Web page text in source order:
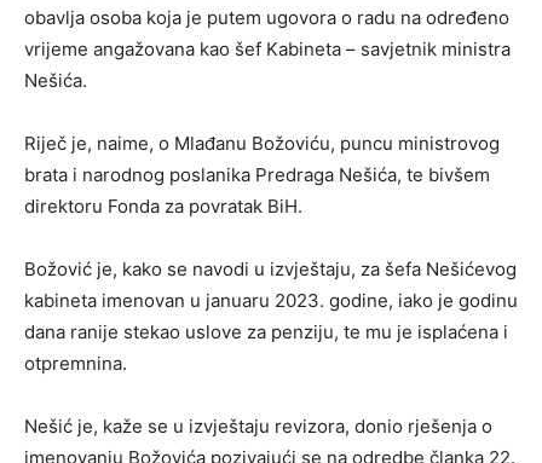
obavlja osoba koja je putem ugovora o radu na određeno
vrijeme angažovana kao šef Kabineta – savjetnik ministra
Nešića.
Riječ je, naime, o Mlađanu Božoviću, puncu ministrovog
brata i narodnog poslanika Predraga Nešića, te bivšem
direktoru Fonda za povratak BiH.
Božović je, kako se navodi u izvještaju, za šefa Nešićevog
kabineta imenovan u januaru 2023. godine, iako je godinu
dana ranije stekao uslove za penziju, te mu je isplaćena i
otpremnina.
Nešić je, kaže se u izvještaju revizora, donio rješenja o
imenovanju Božovića pozivajući se na odredbe članka 22.